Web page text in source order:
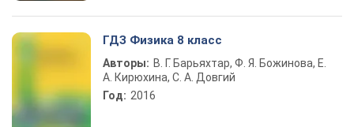
ГДЗ Физика 8 класс
Авторы: В. Г. Барьяхтар, Ф. Я. Божинова, Е.
А. Кирюхина, С. А. Довгий
Год: 2016